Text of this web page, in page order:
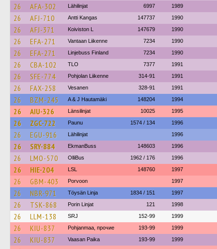
26 AFA-302 Lähilinjat 6997 1989
26 AFJ-710 Antti Kangas 147737 1990
26 AFJ-371 Koiviston L 147679 1990
26 EFA-271 Vantaan Liikenne 7234 1990
26 EFA-271 Linjebuss Finland 7234 1990
26 CBA-102 TLO 7377 1991
26 SFE-774 Pohjolan Liikenne 314-91 1991
26 FAX-258 Vesanen 328-91 1991
26 BZM-245 A & J Hautamäki 148204 1994
26 AIU-326 Länsilinjat 10025 1995
26 ZGC-722 Paunu 1574 / 134 1996
26 EGU-916 Lähilinjat 1996
26 SRY-884 EkmanBuss 148603 1996
26 LMO-570 OlliBus 1962 / 176 1996
26 HIE-204 LSL 148760 1997
26 GBM-403 Porvoon 1997
26 NBR-971 Töysän Linja 1834 / 151 1997
26 TSK-868 Porin Linjat 121 1998
26 LLM-138 SRJ 152-99 1999
26 KIU-837 Pohjanmaa, прочие 193-99 1999
26 KIU-837 Vaasan Paika 193-99 1999